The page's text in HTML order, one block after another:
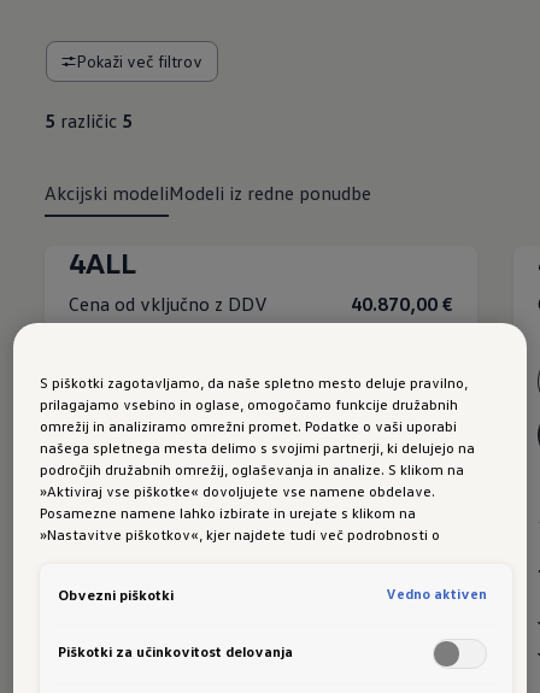
Pokaži več filtrov
5 različic 5
Akcijski modeliModeli iz redne ponudbe
4ALL
Cena od vključno z DDV 40.870,00 €
Več o modelu
Na konfigurator
Tehnični podatki
Alarmna naprava
S piškotki zagotavljamo, da naše spletno mesto deluje pravilno,
prilagajamo vsebino in oglase, omogočamo funkcije družabnih
omrežij in analiziramo omrežni promet. Podatke o vaši uporabi
našega spletnega mesta delimo s svojimi partnerji, ki delujejo na
področjih družabnih omrežij, oglaševanja in analize. S klikom na
»Aktiviraj vse piškotke« dovoljujete vse namene obdelave.
Posamezne namene lahko izbirate in urejate s klikom na
»Nastavitve piškotkov«, kjer najdete tudi več podrobnosti o
Obvezni piškotki
Vedno aktiven
Piškotki za učinkovitost delovanja